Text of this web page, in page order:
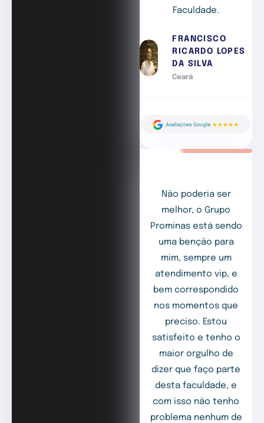
Faculdade.
FRANCISCO
RICARDO LOPES
DA SILVA
Ceará
Não poderia ser
melhor, o Grupo
Prominas está sendo
uma benção para
mim, sempre um
atendimento vip, e
bem correspondido
nos momentos que
preciso. Estou
satisfeito e tenho o
maior orgulho de
dizer que faço parte
desta faculdade, e
com isso não tenho
problema nenhum de